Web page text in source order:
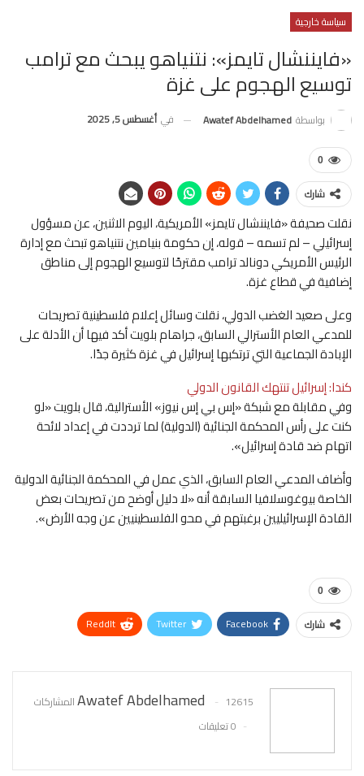
سياسة خارجية
«فايننشال تايمز»: نتنياهو يبحث مع ترامب
توسيع الهجوم على غزة
بواسطة Awatef Abdelhamed في أغسطس 5, 2025
0
شارك
نقلت صحيفة «فايننشال تايمز» الأمريكية، اليوم الاثنين، عن مسؤول
إسرائيلي – لم تسمه – قوله، إن حكومة بنيامين نتنياهو تبحث مع إدارة
الرئيس الأمريكي دونالد ترامب مقترحًا لتوسيع الهجوم إلى مناطق
إضافية في قطاع غزة.
وعلى صعيد الغضب الدولي، نقلت وسائل إعلام فلسطينية تصريحات
للمدعي العام الأسترالي السابق، جراهام بلويت أكد فيها أن الأدلة على
الإبادة الجماعية التي ترتكبها إسرائيل في غزة كثيرة جدًا.
كندا: إسرائيل تنتهك القانون الدولي
وفي مقابلة مع شبكة «إس بي إس نيوز» الأسترالية، قال بلويت «لو
كنت على رأس المحكمة الجنائية (الدولية) لما ترددت في إعداد لائحة
اتهام ضد قادة إسرائيل».
وأضاف المدعي العام السابق، الذي عمل في المحكمة الجنائية الدولية
الخاصة بيوغوسلافيا السابقة أنه «لا دليل أوضح من تصريحات بعض
القادة الإسرائيليين برغبتهم في محو الفلسطينيين عن وجه الأرض».
0
شارك Facebook
Twitter
ReddIt
Awatef Abdelhamed
12615 المشاركات
0 تعليقات